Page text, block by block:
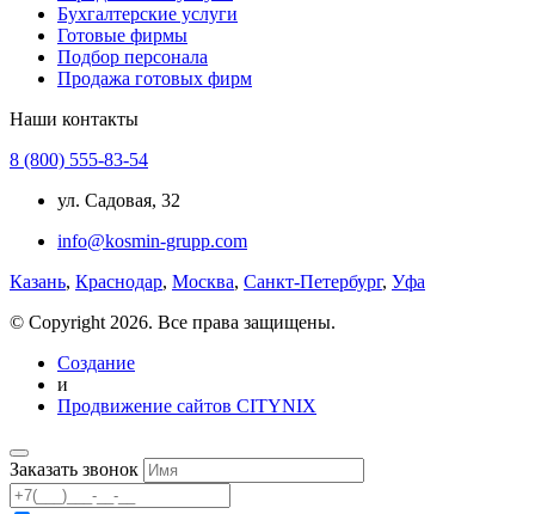
Бухгалтерские услуги
Готовые фирмы
Подбор персонала
Продажа готовых фирм
Наши контакты
8 (800) 555-83-54
ул. Садовая, 32
info@kosmin-grupp.com
Казань, Краснодар, Москва, Санкт-Петербург, Уфа
© Copyright 2026. Все права защищены.
Создание
и
Продвижение сайтов CITYNIX
Заказать звонок